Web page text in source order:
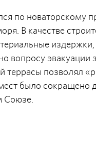
по новаторскому
В качестве
вопросу эвакуации
террасы позволял
было
Союзе.